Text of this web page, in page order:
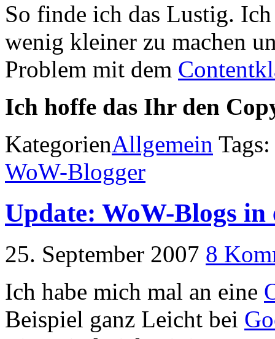
So finde ich das Lustig.
wenig kleiner zu machen
Problem mit dem
Ich hoffe das Ihr den
KategorienAllgemein
WoW-Blogger
Update: WoW-Blogs in
25. September 2007 8
Ich habe mich mal an eine
Beispiel ganz Leicht bei